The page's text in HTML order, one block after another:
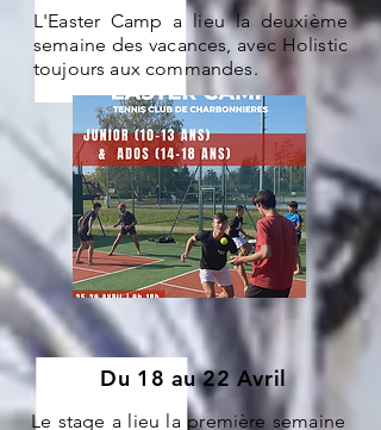
L'Easter Camp a lieu la deuxième
semaine des vacances, avec Holistic
toujours aux commandes.
Du 18 au 22 Avril
Le stage a lieu la première semaine